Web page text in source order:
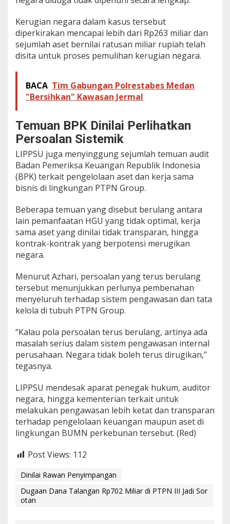
Kerugian negara dalam kasus tersebut
diperkirakan mencapai lebih dari Rp263 miliar dan
sejumlah aset bernilai ratusan miliar rupiah telah
disita untuk proses pemulihan kerugian negara.
BACA Tim Gabungan Polrestabes Medan
"Bersihkan" Kawasan Jermal
Temuan BPK Dinilai Perlihatkan
Persoalan Sistemik
LIPPSU juga menyinggung sejumlah temuan audit
Badan Pemeriksa Keuangan Republik Indonesia
(BPK) terkait pengelolaan aset dan kerja sama
bisnis di lingkungan PTPN Group.
Beberapa temuan yang disebut berulang antara
lain pemanfaatan HGU yang tidak optimal, kerja
sama aset yang dinilai tidak transparan, hingga
kontrak-kontrak yang berpotensi merugikan
negara.
Menurut Azhari, persoalan yang terus berulang
tersebut menunjukkan perlunya pembenahan
menyeluruh terhadap sistem pengawasan dan tata
kelola di tubuh PTPN Group.
“Kalau pola persoalan terus berulang, artinya ada
masalah serius dalam sistem pengawasan internal
perusahaan. Negara tidak boleh terus dirugikan,”
tegasnya.
LIPPSU mendesak aparat penegak hukum, auditor
negara, hingga kementerian terkait untuk
melakukan pengawasan lebih ketat dan transparan
terhadap pengelolaan keuangan maupun aset di
lingkungan BUMN perkebunan tersebut. (Red)
Post Views: 112
Dinilai Rawan Penyimpangan
Dugaan Dana Talangan Rp702 Miliar di PTPN III Jadi Sor
otan